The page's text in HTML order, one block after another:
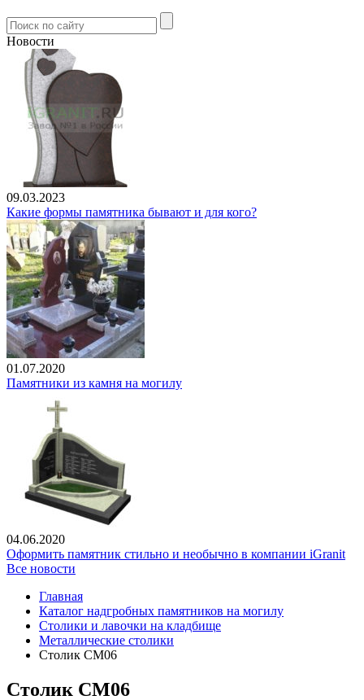
Новости
09.03.2023
Какие формы памятника бывают и для кого?
01.07.2020
Памятники из камня на могилу
04.06.2020
Оформить памятник стильно и необычно в компании iGranit
Все новости
Главная
Каталог надгробных памятников на могилу
Столики и лавочки на кладбище
Металлические столики
Столик СМ06
Столик СМ06